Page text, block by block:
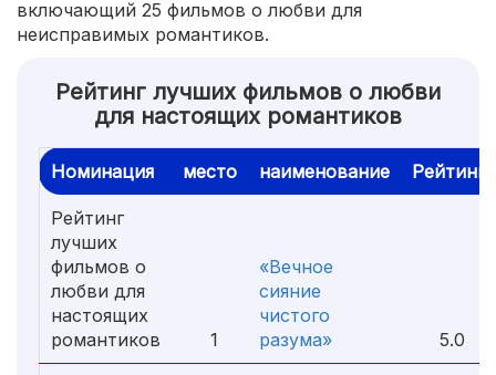
включающий 25 фильмов о любви для
неисправимых романтиков.
Рейтинг лучших фильмов о любви
для настоящих романтиков
Номинация место наименование Рейтинг
Рейтинг
лучших
фильмов о
любви для
настоящих
романтиков
1
«Вечное
сияние
чистого
разума»
5.0